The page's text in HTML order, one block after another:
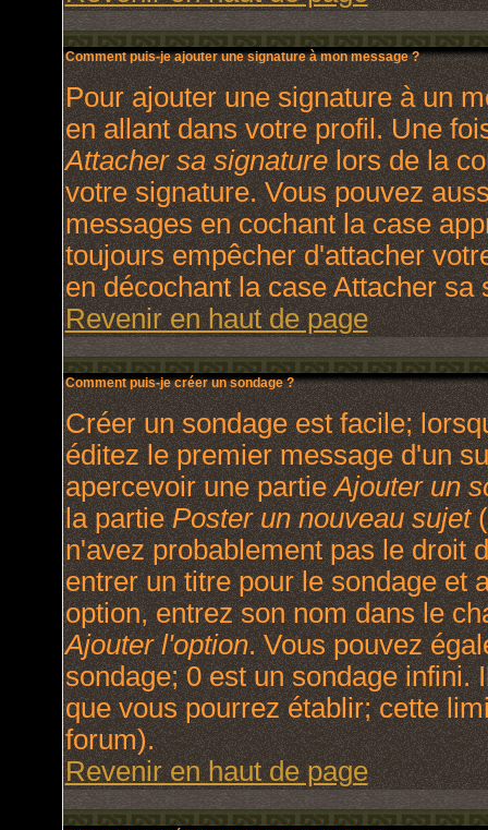
Comment puis-je ajouter une signature à mon message ?
Pour ajouter une signature à un
en allant dans votre profil. Une
Attacher sa signaturelors de la
votre signature. Vous pouvez
messages en cochant la case
toujours empêcher d'attacher
en décochant la case Attacher
Revenir en haut de page
Comment puis-je créer un sondage ?
Créer un sondage est facile;
éditez le premier message d'un
apercevoir une partieAjouter un
la partiePoster un nouveau sujet
n'avez probablement pas le droit
entrer un titre pour le sondage et
option, entrez son nom dans le
Ajouter l'option. Vous pouvez
sondage; 0 est un sondage infini.
que vous pourrez établir; cette
forum).
Revenir en haut de page